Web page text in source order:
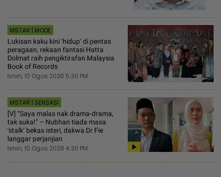
MSTAR | MODE
Lukisan kaku kini ‘hidup’ di pentas
peragaan, rekaan fantasi Hatta
Dolmat raih pengiktirafan Malaysia
Book of Records
Isnin, 10 Ogos 2026 5:30 PM
MSTAR | SENSASI
[V] “Saya malas nak drama-drama,
tak suka!” – Nubhan tiada masa
‘stalk’ bekas isteri, dakwa Dr Fie
langgar perjanjian
Isnin, 10 Ogos 2026 4:30 PM